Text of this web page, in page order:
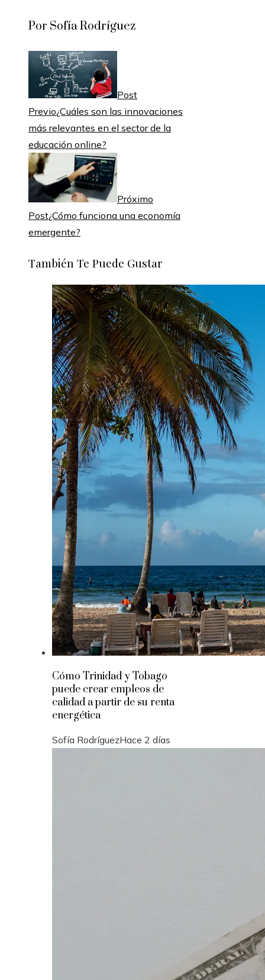
Por Sofía Rodríguez
Post
Previo¿Cuáles son las innovaciones
más relevantes en el sector de la
educación online?
Próximo
Post¿Cómo funciona una economía
emergente?
También Te Puede Gustar
Cómo Trinidad y Tobago
puede crear empleos de
calidad a partir de su renta
energética
Sofía RodríguezHace 2 días